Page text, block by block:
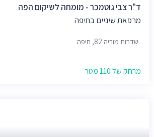
ד"ר צבי גוטמכר - מומחה לשיקום הפה
מרפאת שיניים בחיפה
שדרות מוריה 82, חיפה
מרחק של 110 מטר